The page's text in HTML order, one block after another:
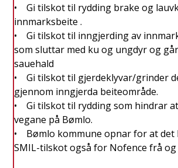
• Gi tilskot til rydding brake og
innmarksbeite .
• Gi tilskot til inngjerding av
som sluttar med ku og ungdyr og
sauehald
• Gi tilskot til gjerdeklyvar/grinder
gjennom inngjerda beiteområde.
• Gi tilskot til rydding som hindrar
vegane på Bømlo.
• Bømlo kommune opnar for at det
SMIL-tilskot også for Nofence frå og